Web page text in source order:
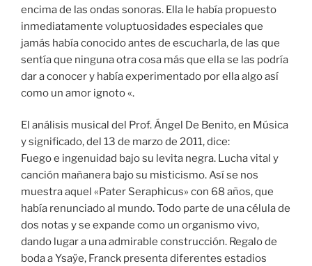
encima de las ondas sonoras. Ella le había propuesto
inmediatamente voluptuosidades especiales que
jamás había conocido antes de escucharla, de las que
sentía que ninguna otra cosa más que ella se las podría
dar a conocer y había experimentado por ella algo así
como un amor ignoto «.
El análisis musical del Prof. Ángel De Benito, en Música
y significado, del 13 de marzo de 2011, dice:
Fuego e ingenuidad bajo su levita negra. Lucha vital y
canción mañanera bajo su misticismo. Así se nos
muestra aquel «Pater Seraphicus» con 68 años, que
había renunciado al mundo. Todo parte de una célula de
dos notas y se expande como un organismo vivo,
dando lugar a una admirable construcción. Regalo de
boda a Ysaÿe, Franck presenta diferentes estadios